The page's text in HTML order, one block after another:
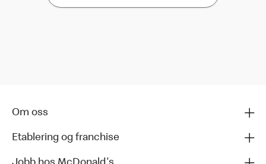
Om oss
Etablering og franchise